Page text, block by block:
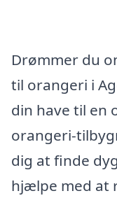
Drømmer du
til orangeri i
din have til en
orangeri-
dig at finde
hjælpe med at